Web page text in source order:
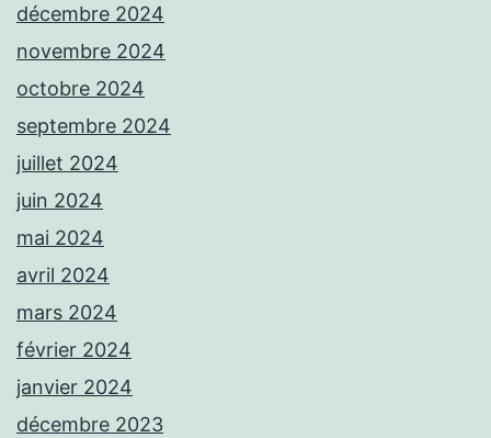
décembre 2024
novembre 2024
octobre 2024
septembre 2024
juillet 2024
juin 2024
mai 2024
avril 2024
mars 2024
février 2024
janvier 2024
décembre 2023